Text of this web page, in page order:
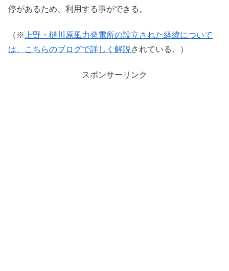
停があるため、利用する事ができる。
（※ 上野・樋川原風力発電所の設立された経緯について
は、こちらのブログで詳しく解説 されている。）
スポンサーリンク